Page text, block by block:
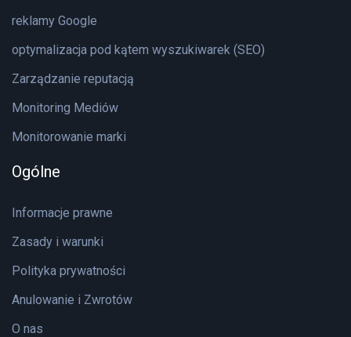
reklamy Google
optymalizacja pod kątem wyszukiwarek (SEO)
Zarządzanie reputacją
Monitoring Mediów
Monitorowanie marki
Ogólne
Informacje prawne
Zasady i warunki
Polityka prywatności
Anulowanie i Zwrotów
O nas